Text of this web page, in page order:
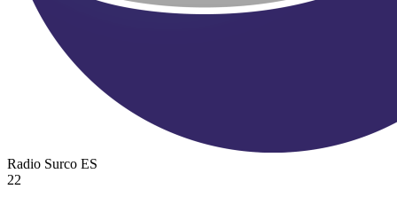
Radio Surco ES
22